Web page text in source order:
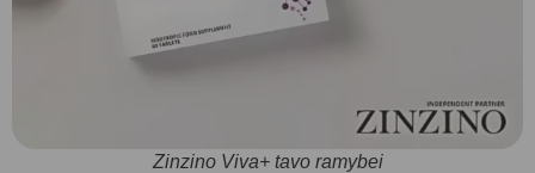
Zinzino Viva+ tavo ramybei